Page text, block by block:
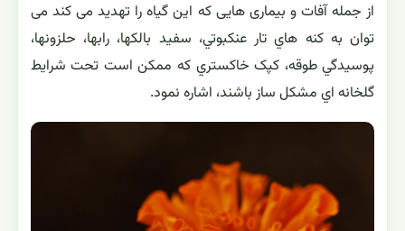
از جمله آفات و بیماری هایی که این گیاه را تهدید می کند می
توان به کنه هاي تار عنکبوتي، سفيد بالکها، رابها، حلزونها،
پوسيدگي طوقه، کپک خاکستري که ممکن است تحت شرايط
گلخانه اي مشکل ساز باشند، اشاره نمود.